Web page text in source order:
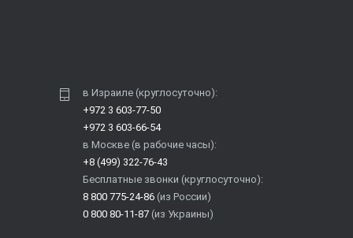
в Израиле (круглосуточно):
+972 3 603-77-50
+972 3 603-66-54
в Москве (в рабочие часы):
+8 (499) 322-76-43
Бесплатные звонки (круглосуточно):
8 800 775-24-86 (из России)
0 800 80-11-87 (из Украины)